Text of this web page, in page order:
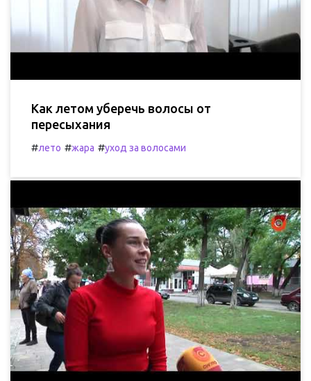
Как летом уберечь волосы от
пересыхания
#лето #жара #уход за волосами